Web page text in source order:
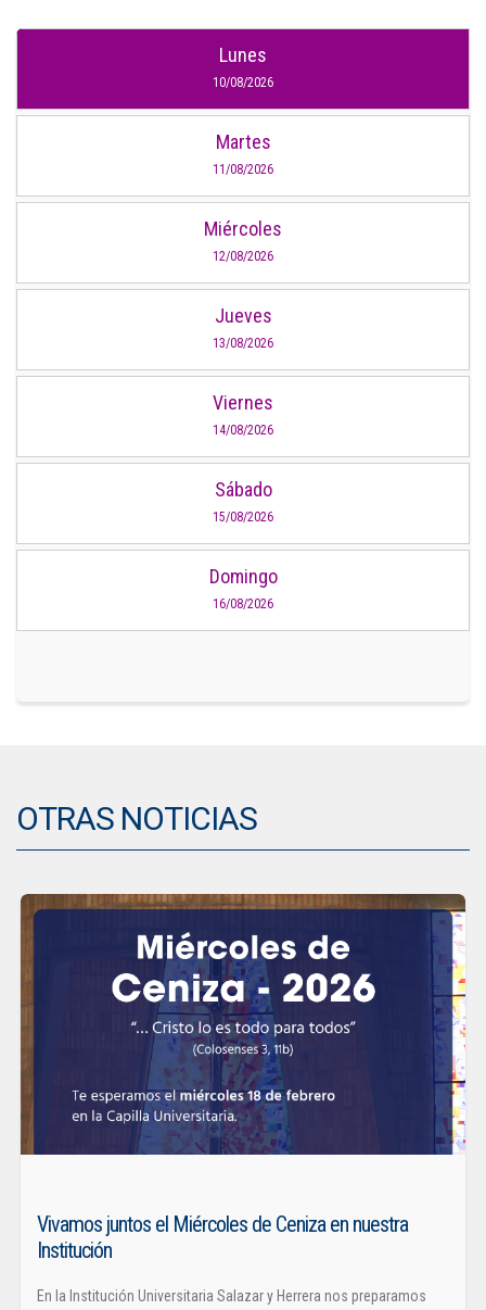
Lunes
10/08/2026
Martes
11/08/2026
Miércoles
12/08/2026
Jueves
13/08/2026
Viernes
14/08/2026
Sábado
15/08/2026
Domingo
16/08/2026
OTRAS NOTICIAS
Vivamos juntos el Miércoles de Ceniza en nuestra
Institución
En la Institución Universitaria Salazar y Herrera nos preparamos